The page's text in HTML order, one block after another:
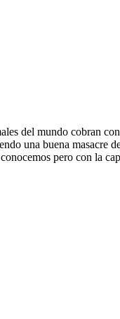
del mundo cobran
una buena masacre
pero con la